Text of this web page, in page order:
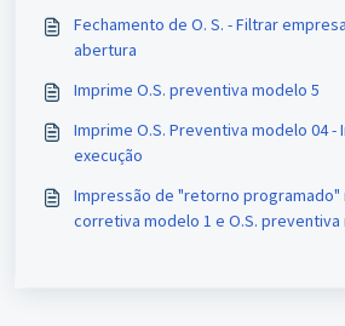
Fechamento de O. S. - Filtrar
abertura
Imprime O.S. preventiva modelo 5
Imprime O.S. Preventiva modelo 04 -
execução
Impressão de "retorno programado"
corretiva modelo 1 e O.S. preventiva